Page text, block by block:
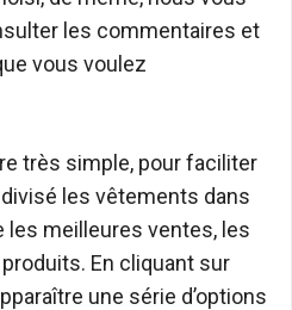
les commentaires et
vous voulez
très simple, pour faciliter
les vêtements dans
meilleures ventes, les
En cliquant sur
une série d’options